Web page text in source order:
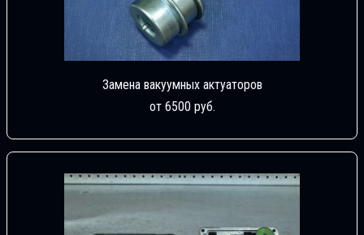
Замена вакуумных актуаторов
от 6500 руб.